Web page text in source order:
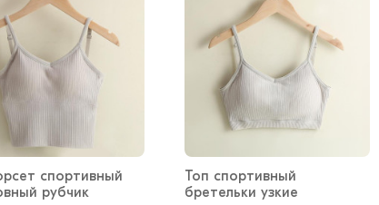
спортивный
рубчик
Топ спортивный
бретельки узкие